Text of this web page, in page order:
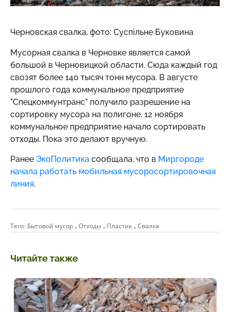
Черновская свалка, фото: Суспільне Буковина
Мусорная свалка в Черновке является самой
большой в Черновицкой области. Сюда каждый год
свозят более 140 тысяч тонн мусора. В августе
прошлого года коммунальное предприятие
"Спецкоммунтранс" получило разрешение на
сортировку мусора на полигоне. 12 ноября
коммунальное предприятие начало сортировать
отходы. Пока это делают вручную.
Ранее ЭкоПолитика сообщала, что в Миргороде
начала работать мобильная мусоросортировочная
линия.
Теги: Бытовой мусор , Отходы , Пластик , Свалка
Читайте также